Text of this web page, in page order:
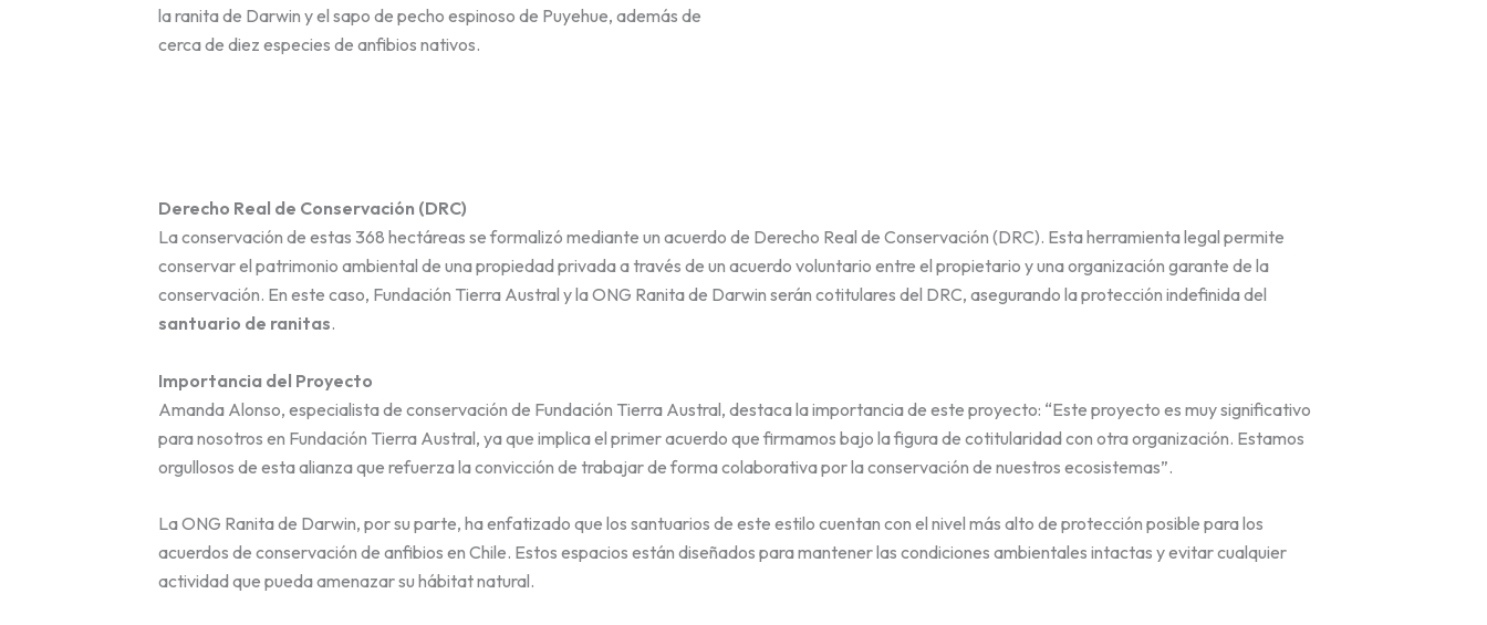
la ranita de Darwin y el sapo de pecho espinoso de Puyehue, además de
cerca de diez especies de anfibios nativos.
Derecho Real de Conservación (DRC)
La conservación de estas 368 hectáreas se formalizó mediante un acuerdo de Derecho Real de Conservación (DRC). Esta herramienta legal permite
conservar el patrimonio ambiental de una propiedad privada a través de un acuerdo voluntario entre el propietario y una organización garante de la
conservación. En este caso, Fundación Tierra Austral y la ONG Ranita de Darwin serán cotitulares del DRC, asegurando la protección indefinida del
santuario de ranitas.
Importancia del Proyecto
Amanda Alonso, especialista de conservación de Fundación Tierra Austral, destaca la importancia de este proyecto: “Este proyecto es muy significativo
para nosotros en Fundación Tierra Austral, ya que implica el primer acuerdo que firmamos bajo la figura de cotitularidad con otra organización. Estamos
orgullosos de esta alianza que refuerza la convicción de trabajar de forma colaborativa por la conservación de nuestros ecosistemas”.
La ONG Ranita de Darwin, por su parte, ha enfatizado que los santuarios de este estilo cuentan con el nivel más alto de protección posible para los
acuerdos de conservación de anfibios en Chile. Estos espacios están diseñados para mantener las condiciones ambientales intactas y evitar cualquier
actividad que pueda amenazar su hábitat natural.